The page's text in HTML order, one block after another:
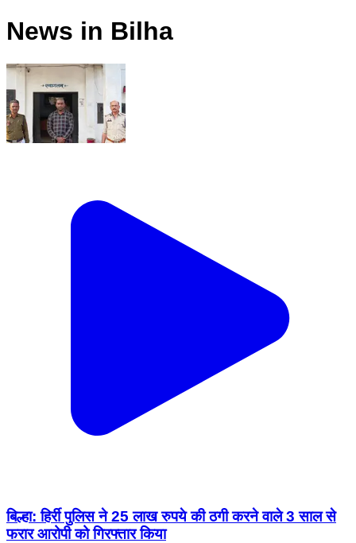
News in Bilha
बिल्हा: हिर्री पुलिस ने 25 लाख रुपये की ठगी करने वाले 3 साल से
फरार आरोपी को गिरफ्तार किया